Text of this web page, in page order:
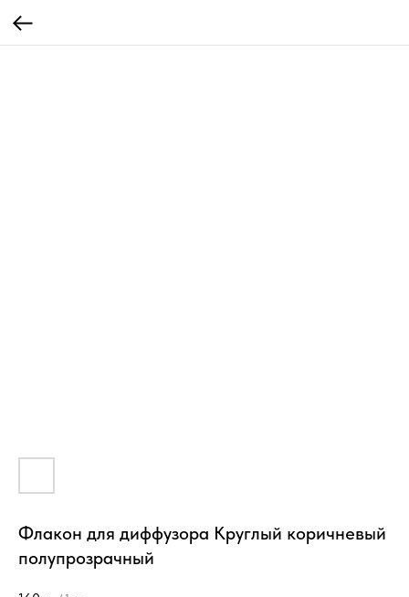
Флакон для диффузора Круглый коричневый
полупрозрачный